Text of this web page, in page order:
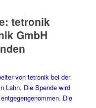
tetronik
GmbH